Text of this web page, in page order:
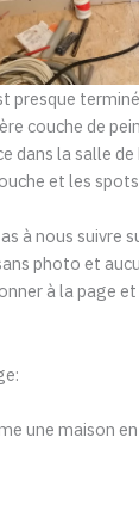
presque
couche de
dans la salle de
et les
à nous suivre
photo et
à la page
une maison